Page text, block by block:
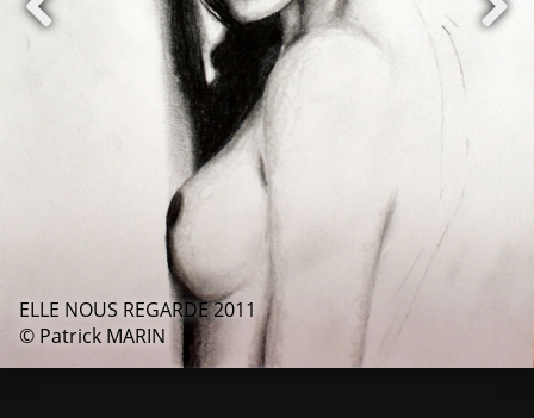
ELLE NOUS REGARDE 2011
© Patrick MARIN